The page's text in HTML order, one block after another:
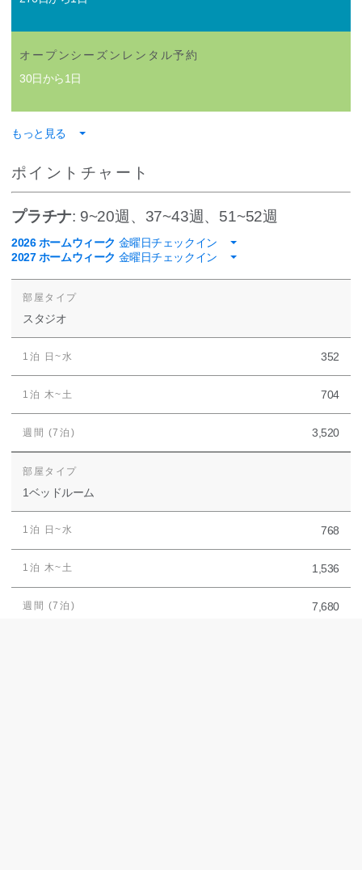
オープンシーズンレンタル予約
30日から1日
もっと見る
ポイントチャート
プラチナ: 9~20週、37~43週、51~52週
2026 ホームウィーク 金曜日チェックイン
2027 ホームウィーク 金曜日チェックイン
スタジオ
352
704
3,520
1ベッドルーム
768
1,536
7,680